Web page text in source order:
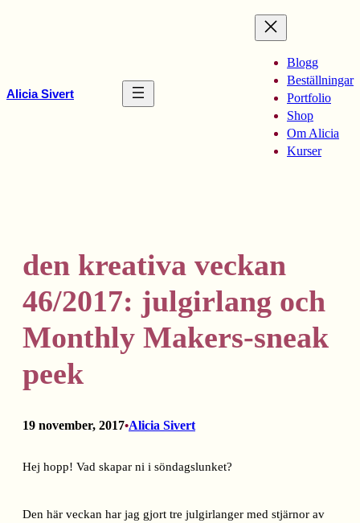
Alicia Sivert
Blogg
Beställningar
Portfolio
Shop
Om Alicia
Kurser
den kreativa veckan
46/2017: julgirlang och
Monthly Makers-sneak
peek
19 november, 2017•Alicia Sivert
Hej hopp! Vad skapar ni i söndagslunket?
Den här veckan har jag gjort tre julgirlanger med stjärnor av